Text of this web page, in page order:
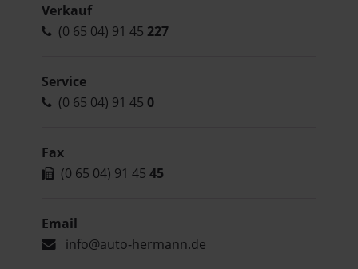
Verkauf
(0 65 04) 91 45 227
Service
(0 65 04) 91 45 0
Fax
(0 65 04) 91 4545
Email
info@auto-hermann.de